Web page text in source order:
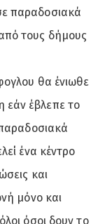
παραδοσιακά
τους δήμους
θα ένιωθε
εάν έβλεπε το
ένα κέντρο
και
μόνο και
όσοι δουν το